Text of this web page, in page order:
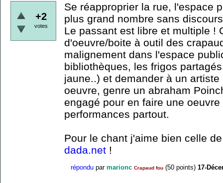
+2
votes
Se réapproprier la rue, l'espace
plus grand nombre sans
Le passant est libre et multiple !
d'oeuvre/boite à outil des
malignement dans l'espace
bibliothèques, les frigos
jaune..) et demander à un
oeuvre, genre un abraham
engagé pour en faire une
performances partout.
Pour le chant j'aime bien celle
dada.net !
répondu par marionc Crapaud fou (50 points) 17-